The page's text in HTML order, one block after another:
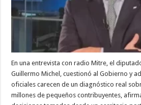
En una entrevista con radio Mitre, el
Guillermo Michel, cuestionó al Gobierno y
oficiales carecen de un diagnóstico real
millones de pequeños contribuyentes,